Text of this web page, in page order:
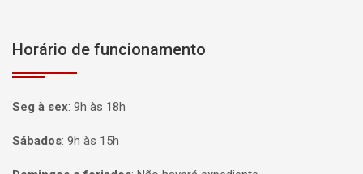
Horário de funcionamento
Seg à sex: 9h às 18h
Sábados: 9h às 15h